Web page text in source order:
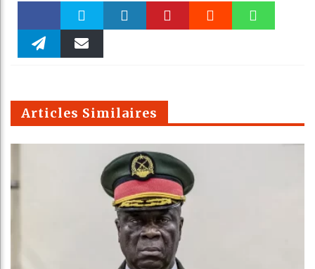
Faceboo Twitter
m
Articles Similaires